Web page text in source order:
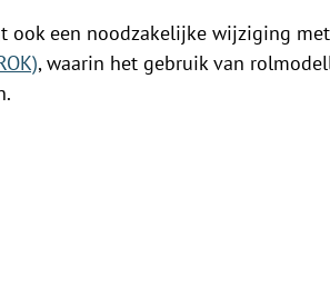
ook een noodzakelijke wijziging
, waarin het gebruik van